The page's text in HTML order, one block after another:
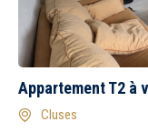
Appartement T2 à
Cluses